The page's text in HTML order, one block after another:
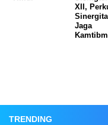
XII,
Jaga
TRENDING